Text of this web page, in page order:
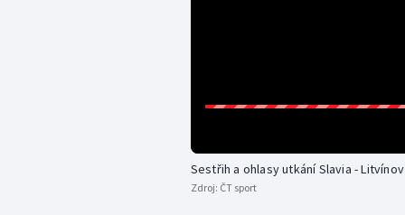
Sestřih a ohlasy utkání Slavia - Litvínov
Zdroj: ČT sport